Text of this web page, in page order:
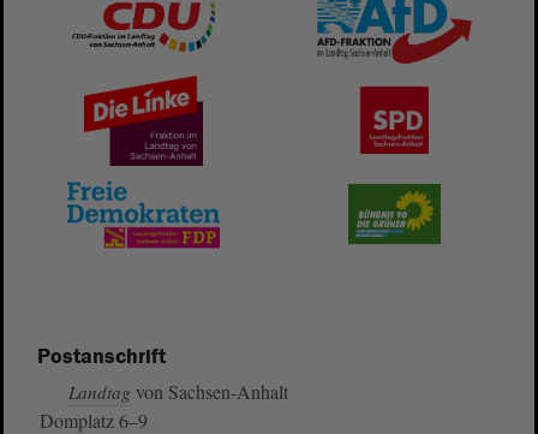
Postanschrift
Landtag von Sachsen-Anhalt
Domplatz 6–9